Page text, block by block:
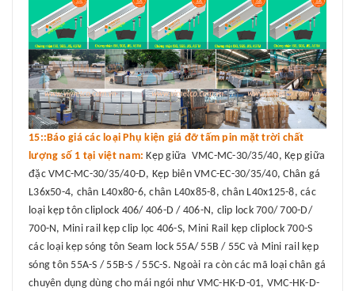
15::Báo giá các loại Phụ kiện giá đỡ tấm pin mặt trời chất
lượng số 1 tại việt nam:Kẹp giữa VMC-MC-30/35/40, Kẹp giữa
đặc VMC-MC-30/35/40-D, Kẹp biên VMC-EC-30/35/40, Chân gá
L36x50-4, chân L40x80-6, chân L40x85-8, chân L40x125-8, các
loại kẹp tôn cliplock 406/ 406-D / 406-N, clip lock 700/ 700-D/
700-N, Mini rail kẹp clip lọc 406-S, Mini Rail kẹp cliplock 700-S
các loại kẹp sóng tôn Seam lock 55A/ 55B / 55C và Mini rail kẹp
sóng tôn 55A-S / 55B-S / 55C-S. Ngoài ra còn các mã loại chân gá
chuyên dụng dùng cho mái ngói như VMC-HK-D-01, VMC-HK-D-